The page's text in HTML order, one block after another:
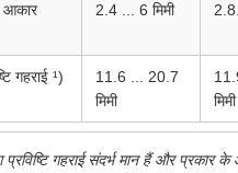
आकार 2.4 ... 6 मिमी
गहराई ¹)
11.6 ... 20.7
मिमी
मिमी
गहराई संदर्भ मान हैं और प्रकार के